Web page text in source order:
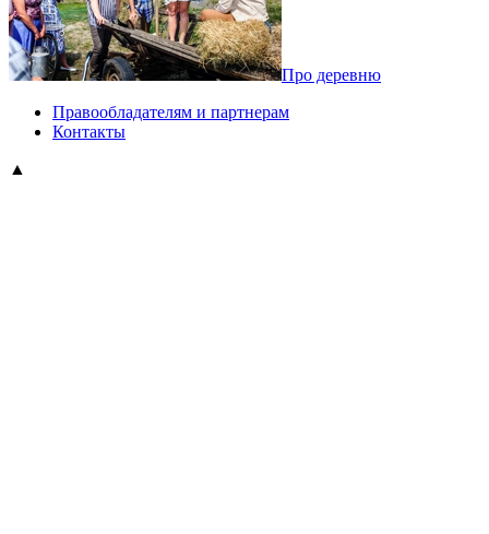
Про деревню
Правообладателям и партнерам
Контакты
▲